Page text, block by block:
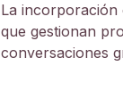
La incorporación
que gestionan
conversaciones